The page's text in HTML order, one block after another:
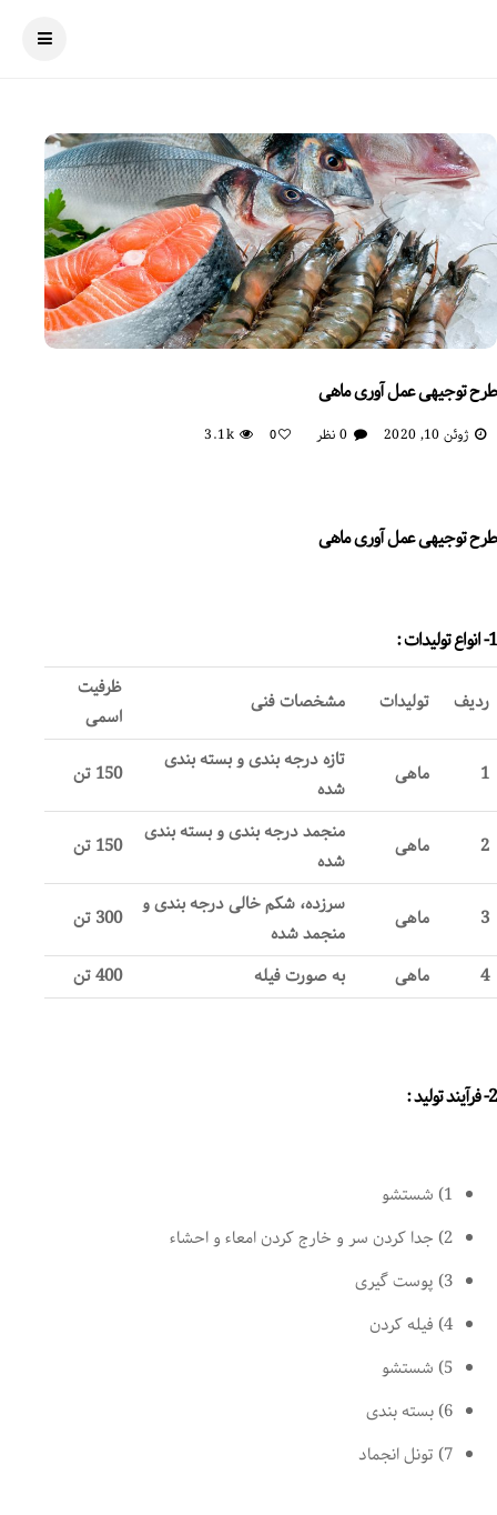
طرح توجیهی عمل آوری ماهی
ژوئن 10, 2020 0 نظر 0
3.1k
طرح توجیهی عمل آوری ماهی
1- انواع تولیدات :
ردیف تولیدات مشخصات فنی
ظرفیت
اسمی
1
ماهی
تازه درجه بندی و بسته بندی
شده
150 تن
2 ماهی
منجمد درجه بندی و بسته بندی
شده
150 تن
3 ماهی
سرزده، شکم خالی درجه بندی و
منجمد شده
300 تن
4
ماهی به صورت فیله 400 تن
2- فرآیند تولید :
1) شستشو
2) جدا کردن سر و خارج کردن امعاء و احشاء
3) پوست گیری
4) فیله کردن
5) شستشو
6) بسته بندی
7) تونل انجماد